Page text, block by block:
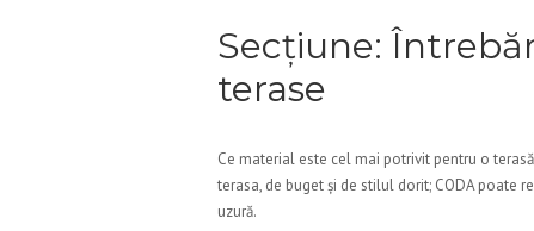
Secțiune:
terase
Ce material este cel mai potrivit pentru o
terasa, de buget și de stilul dorit; CODA poate
uzură.